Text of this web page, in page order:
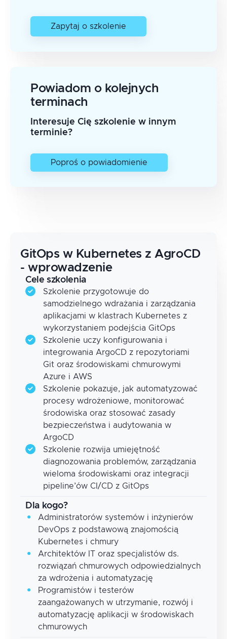
Zapytaj o szkolenie
Powiadom o kolejnych
terminach
Interesuje Cię szkolenie w innym
terminie?
Poproś o powiadomienie
GitOps w Kubernetes z AgroCD
- wprowadzenie
Cele szkolenia
Szkolenie przygotowuje do
samodzielnego wdrażania i zarządzania
aplikacjami w klastrach Kubernetes z
wykorzystaniem podejścia GitOps
Szkolenie uczy konfigurowania i
integrowania ArgoCD z repozytoriami
Git oraz środowiskami chmurowymi
Azure i AWS
Szkolenie pokazuje, jak automatyzować
procesy wdrożeniowe, monitorować
środowiska oraz stosować zasady
bezpieczeństwa i audytowania w
ArgoCD
Szkolenie rozwija umiejętność
diagnozowania problemów, zarządzania
wieloma środowiskami oraz integracji
pipeline’ów CI/CD z GitOps
Dla kogo?
Administratorów systemów i inżynierów
DevOps z podstawową znajomością
Kubernetes i chmury
Architektów IT oraz specjalistów ds.
rozwiązań chmurowych odpowiedzialnych
za wdrożenia i automatyzację
Programistów i testerów
zaangażowanych w utrzymanie, rozwój i
automatyzację aplikacji w środowiskach
chmurowych